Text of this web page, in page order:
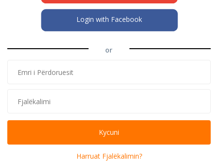
Login with Facebook
or
Harruat Fjalëkalimin?